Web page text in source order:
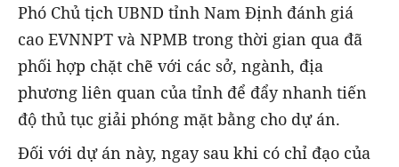
Phó Chủ tịch UBND tỉnh Nam Định đánh giá
cao EVNNPT và NPMB trong thời gian qua đã
phối hợp chặt chẽ với các sở, ngành, địa
phương liên quan của tỉnh để đẩy nhanh tiến
độ thủ tục giải phóng mặt bằng cho dự án.
Đối với dự án này, ngay sau khi có chỉ đạo của